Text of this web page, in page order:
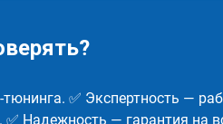
✅ Экспертность —
Надежность — гарантия на